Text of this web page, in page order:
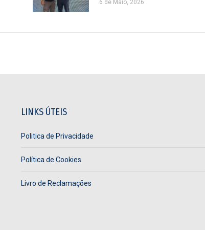
6 de Maio, 2026
LINKS ÚTEIS
Politica de Privacidade
Política de Cookies
Livro de Reclamações